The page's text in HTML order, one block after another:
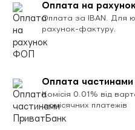
Оплата на
Оплата за IBAN. Для
рахунок-фактуру.
Оплата
Комісія 0.01% від
щомісячних платежів